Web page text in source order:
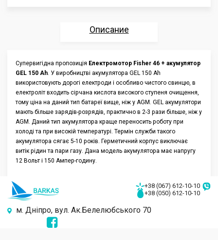
Описание
Отзывы
Аксессуары
Супервигідна пропозиція Електромотор Fisher 46 + акумулятор
GEL 150 Ah. У виробництві акумулятора GEL 150 Ah
використовують дорогі електроди і особливо чистого свинцю, в
електроліт входить сірчана кислота високого ступеня очищення,
тому ціна на даний тип батареї вище, ніж у AGM. GEL акумулятори
мають більше зарядів-розрядів, практично в 2-3 рази більше, ніж у
AGM. Даний тип акумулятора краще переносить роботу при
холоді та при високій температурі. Термін служби такого
акумулятора сягає 5-10 років. Герметичний корпус виключає
витік рідин та пари газу. Дана модель акумулятора має напругу
12 Вольт і 150 Ампер-годину.
+38 (067) 612-10-10
+38 (050) 612-10-10
м. Дніпро, вул. Ак.Белелюбського 70